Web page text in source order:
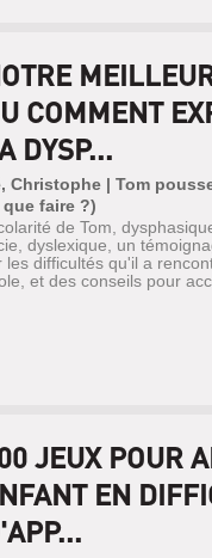
COMMENT
DYSP...
Christophe | Tom
faire ?)
de Tom,
dyslexique, un
les difficultés qu'il a
et des conseils pour
JEUX POUR
EN